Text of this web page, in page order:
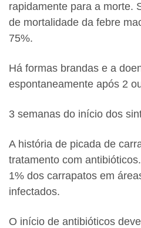
rapidamente para a morte.
de mortalidade da febre
75%.
Há formas brandas e a
espontaneamente após 2
3 semanas do início dos
A história de picada de
tratamento com
1% dos carrapatos em
infectados.
O início de antibióticos